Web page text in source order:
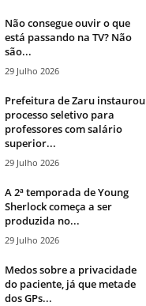
Não consegue ouvir o que
está passando na TV? Não
são...
29 Julho 2026
Prefeitura de Zaru instaurou
processo seletivo para
professores com salário
superior...
29 Julho 2026
A 2ª temporada de Young
Sherlock começa a ser
produzida no...
29 Julho 2026
Medos sobre a privacidade
do paciente, já que metade
dos GPs...